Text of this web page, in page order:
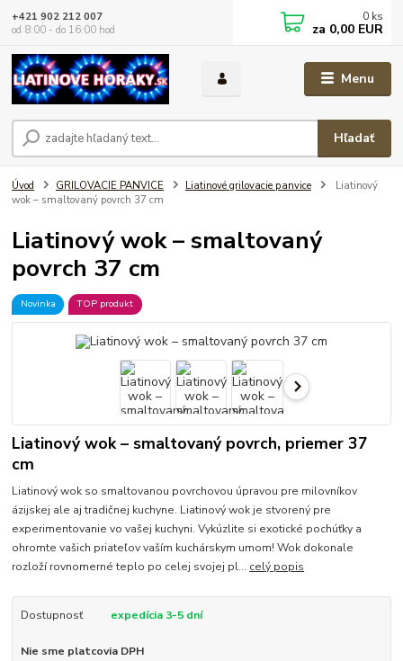
Menu
Hľadať
+421 902 212 007
od 8:00 - do 16:00 hod
0 ks
za 0,00 EUR
Úvod GRILOVACIE PANVICE Liatinové grilovacie panvice
Liatinový
wok – smaltovaný povrch 37 cm
Liatinový wok – smaltovaný
povrch 37 cm
Novinka TOP produkt
Liatinový wok – smaltovaný povrch, priemer 37
cm
Liatinový wok so smaltovanou povrchovou úpravou pre milovníkov
ázijskej ale aj tradičnej kuchyne. Liatinový wok je stvorený pre
experimentovanie vo vašej kuchyni. Vykúzlite si exotické pochúťky a
ohromte vašich priateľov vaším kuchárskym umom! Wok dokonale
rozloží rovnomerné teplo po celej svojej pl... celý popis
Dostupnosť expedícia 3-5 dní
Nie sme platcovia DPH